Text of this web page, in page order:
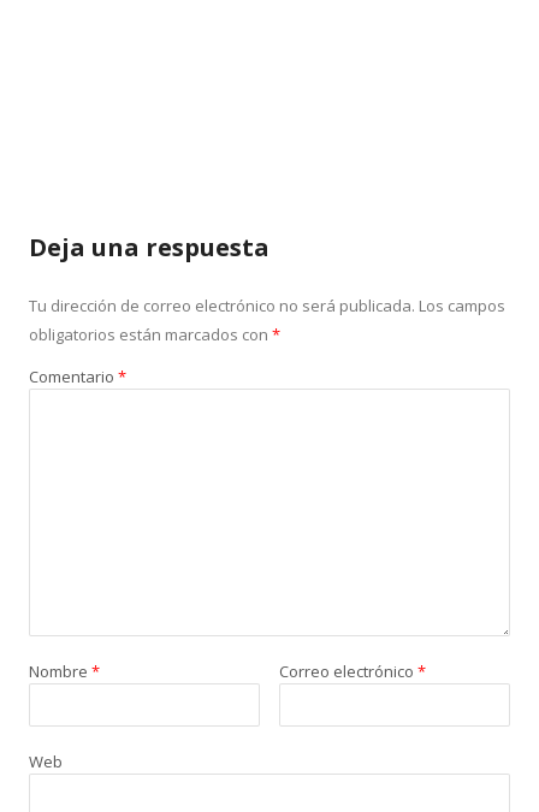
Deja una respuesta
Tu dirección de correo electrónico no será publicada. Los campos
obligatorios están marcados con *
Comentario *
Nombre * Correo electrónico *
Web